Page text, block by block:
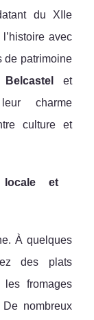
du XIIe
avec
de patrimoine
et
charme
culture et
locale et
À quelques
des plats
fromages
De nombreux